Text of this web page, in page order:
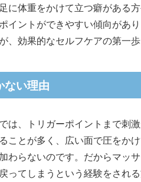
に体重をかけて立つ癖がある
イントができやすい傾向があ
効果的なセルフケアの第一歩
ない理由
は、トリガーポイントまで刺
ことが多く、広い面で圧をか
わらないのです。だからマッ
てしまうという経験をされる